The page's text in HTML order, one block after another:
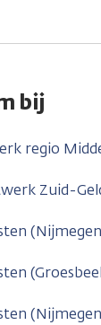
bij
regio
Zuid-